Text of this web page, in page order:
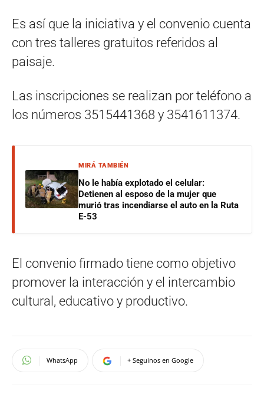
Es así que la iniciativa y el convenio cuenta
con tres talleres gratuitos referidos al
paisaje.
Las inscripciones se realizan por teléfono a
los números 3515441368 y 3541611374.
MIRÁ TAMBIÉN
No le había explotado el celular:
Detienen al esposo de la mujer que
murió tras incendiarse el auto en la Ruta
E-53
El convenio firmado tiene como objetivo
promover la interacción y el intercambio
cultural, educativo y productivo.
WhatsApp + Seguinos en Google